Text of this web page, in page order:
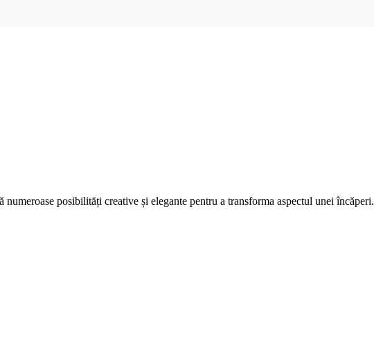
posibilități creative și elegante pentru a transforma aspectul unei încăperi.